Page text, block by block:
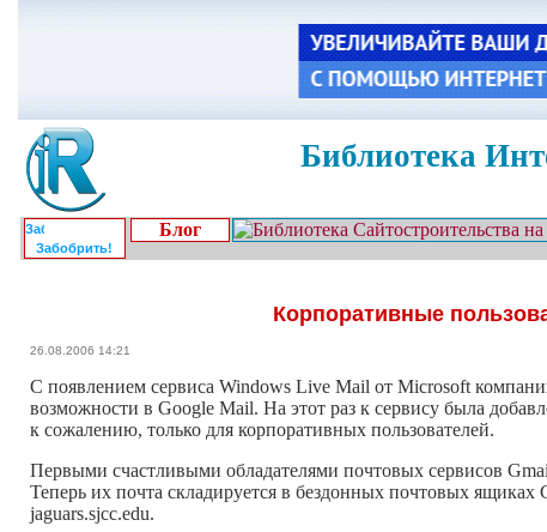
Библиотека
Забобрить!
Блог
Корпоративные
26.08.2006 14:21
С появлением сервиса Windows Live Mail от Microsoft
возможности в Google Mail. На этот раз к сервису была
к сожалению, только для корпоративных пользователей.
Первыми счастливыми обладателями почтовых сервисов
Теперь их почта складируется в бездонных почтовых
jaguars.sjcc.edu.